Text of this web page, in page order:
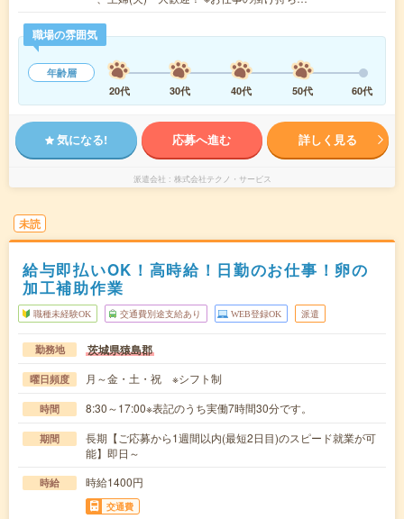
職場の雰囲気
年齢層
20代
30代 40代 50代 60代
気になる! 応募へ進む 詳しく見る
派遣会社 株式会社テクノ・サービス
未読
給与即払いOK！高時給！日勤のお仕事！卵の
加工補助作業
職種未経験OK 交通費別途支給あり WEB登録OK 派遣
勤務地 茨城県猿島郡
曜日頻度 月～金・土・祝 ※シフト制
時間 8:30～17:00※表記のうち実働7時間30分です。
期間
長期【ご応募から1週間以内(最短2日目)のスピード就業が可
能】即日～
時給 時給1400円
交通費